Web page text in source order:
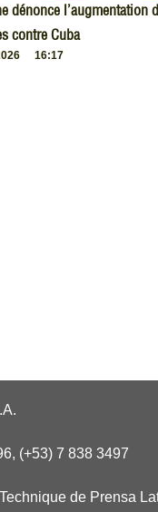
dénonce l’augmentation
contre Cuba
16:17
(+53) 7 838 3497
de Prensa